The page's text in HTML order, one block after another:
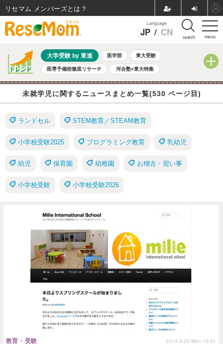
menu
Language
JP / CN search
大学受験 by 東進 医学部 東大受験
医専予備校徹底リサーチ 河合塾×東大特集
親子で考える大学選び 高校受験 中学受験 小学校受験
共通テスト 夏休み 8月開催学校説明会・相談会
自由研究教材（小学生向け） 自由研究教材（中学生向け）
未就学児に関するニュースまとめ一覧(530 ページ目)
ランドセル STEM教育／STEAM教育
小学校受験2025 プログラミング教育 乳幼児
幼児 保育園 幼稚園 お稽古・習い事
小学校受験 小学校受験2026
教育・受験 2013.3.25 Mon 12:31
リセマム メンバーズ